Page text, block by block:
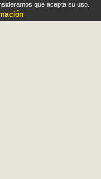
que acepta su uso.